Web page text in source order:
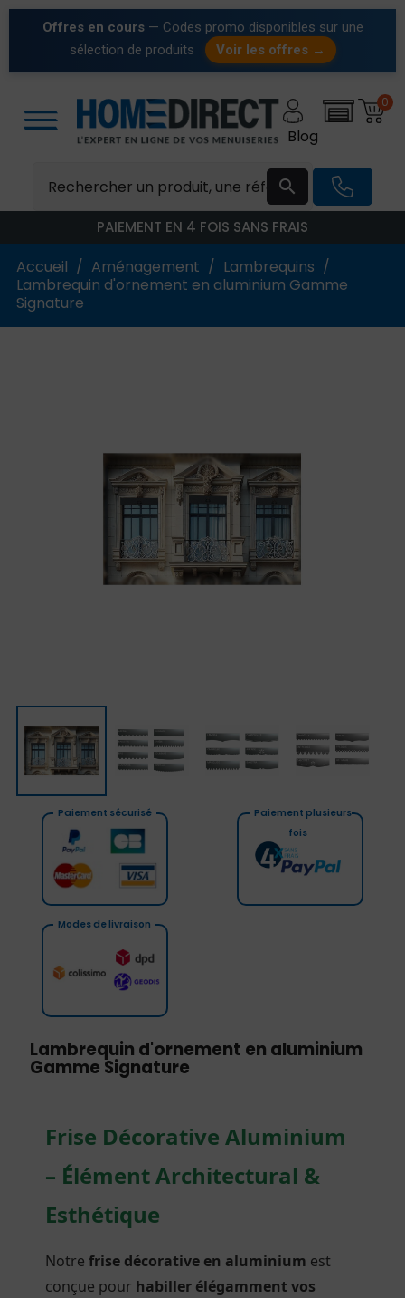
Offres en cours — Codes promo disponibles sur une
sélection de produits
Voir les offres →

0
Blog
PAIEMENT EN 4 FOIS SANS FRAIS
Accueil Aménagement
Lambrequins
Lambrequin d'ornement en aluminium Gamme
Signature
Paiement sécurisé
Paiement plusieurs
fois
Modes de livraison
Lambrequin d'ornement en aluminium
Gamme Signature
Frise Décorative Aluminium
– Élément Architectural &
Esthétique
Notre frise décorative en aluminium est
conçue pour habiller élégamment vos